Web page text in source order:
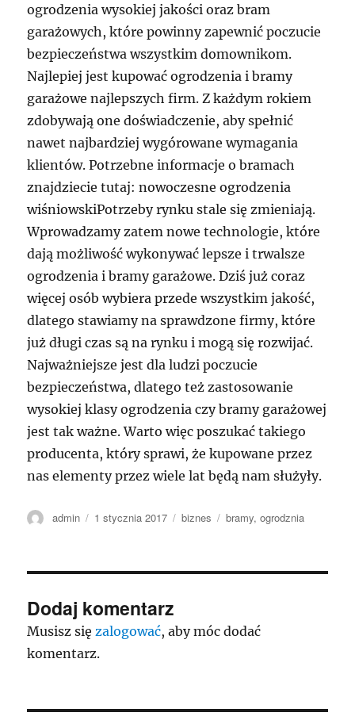
ogrodzenia wysokiej jakości oraz bram
garażowych, które powinny zapewnić poczucie
bezpieczeństwa wszystkim domownikom.
Najlepiej jest kupować ogrodzenia i bramy
garażowe najlepszych firm. Z każdym rokiem
zdobywają one doświadczenie, aby spełnić
nawet najbardziej wygórowane wymagania
klientów. Potrzebne informacje o bramach
znajdziecie tutaj: nowoczesne ogrodzenia
wiśniowskiPotrzeby rynku stale się zmieniają.
Wprowadzamy zatem nowe technologie, które
dają możliwość wykonywać lepsze i trwalsze
ogrodzenia i bramy garażowe. Dziś już coraz
więcej osób wybiera przede wszystkim jakość,
dlatego stawiamy na sprawdzone firmy, które
już długi czas są na rynku i mogą się rozwijać.
Najważniejsze jest dla ludzi poczucie
bezpieczeństwa, dlatego też zastosowanie
wysokiej klasy ogrodzenia czy bramy garażowej
jest tak ważne. Warto więc poszukać takiego
producenta, który sprawi, że kupowane przez
nas elementy przez wiele lat będą nam służyły.
Autor
admin
Data
1 stycznia 2017 Kategorie
biznes Tagi
bramy,ogrodznia
Dodaj komentarz
Musisz się zalogować, aby móc dodać
komentarz.